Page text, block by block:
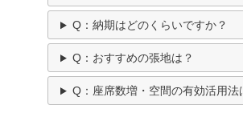
Q：納期はどのくらいですか？
Q：おすすめの張地は？
Q：座席数増・空間の有効活用法